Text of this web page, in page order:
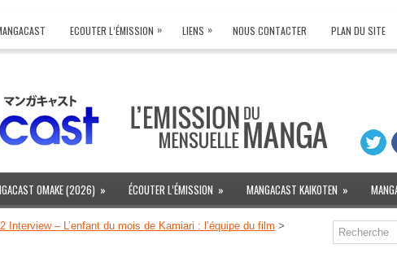
ECOUTER L’ÉMISSION » LIENS » NOUS CONTACTER PLAN DU SITE
OMAKE (2026) » ÉCOUTER L’ÉMISSION » MANGACAST KAIKOTEN »
Interview – L’enfant du mois de Kamiari : l’équipe du film >